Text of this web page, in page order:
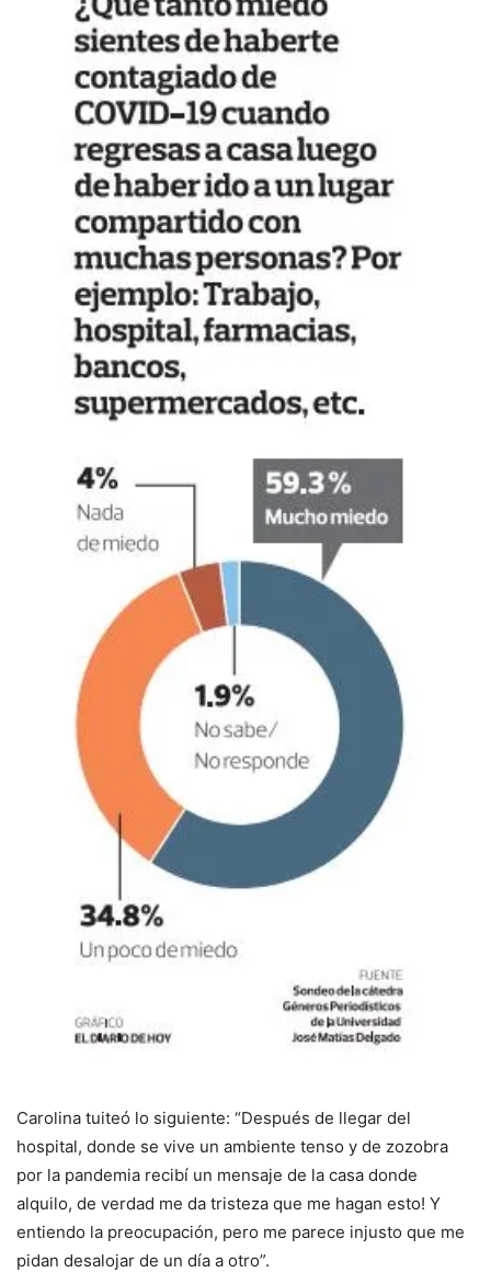
Carolina tuiteó lo siguiente: “Después de llegar del
hospital, donde se vive un ambiente tenso y de zozobra
por la pandemia recibí un mensaje de la casa donde
alquilo, de verdad me da tristeza que me hagan esto! Y
entiendo la preocupación, pero me parece injusto que me
pidan desalojar de un día a otro”.